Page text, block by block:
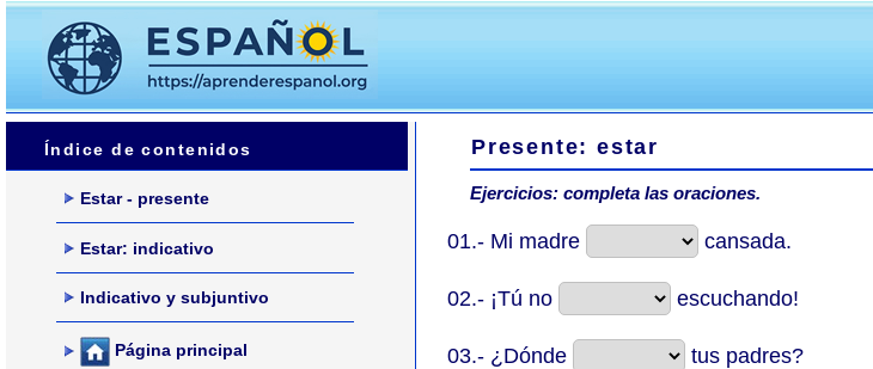
Índice de contenidos
Estar - presente
Estar: indicativo
Indicativo y subjuntivo
Página principal
Presente: estar
Ejercicios: completa las oraciones.
01.- Mi madre cansada.
02.- ¡Tú no escuchando!
03.- ¿Dónde tus padres?